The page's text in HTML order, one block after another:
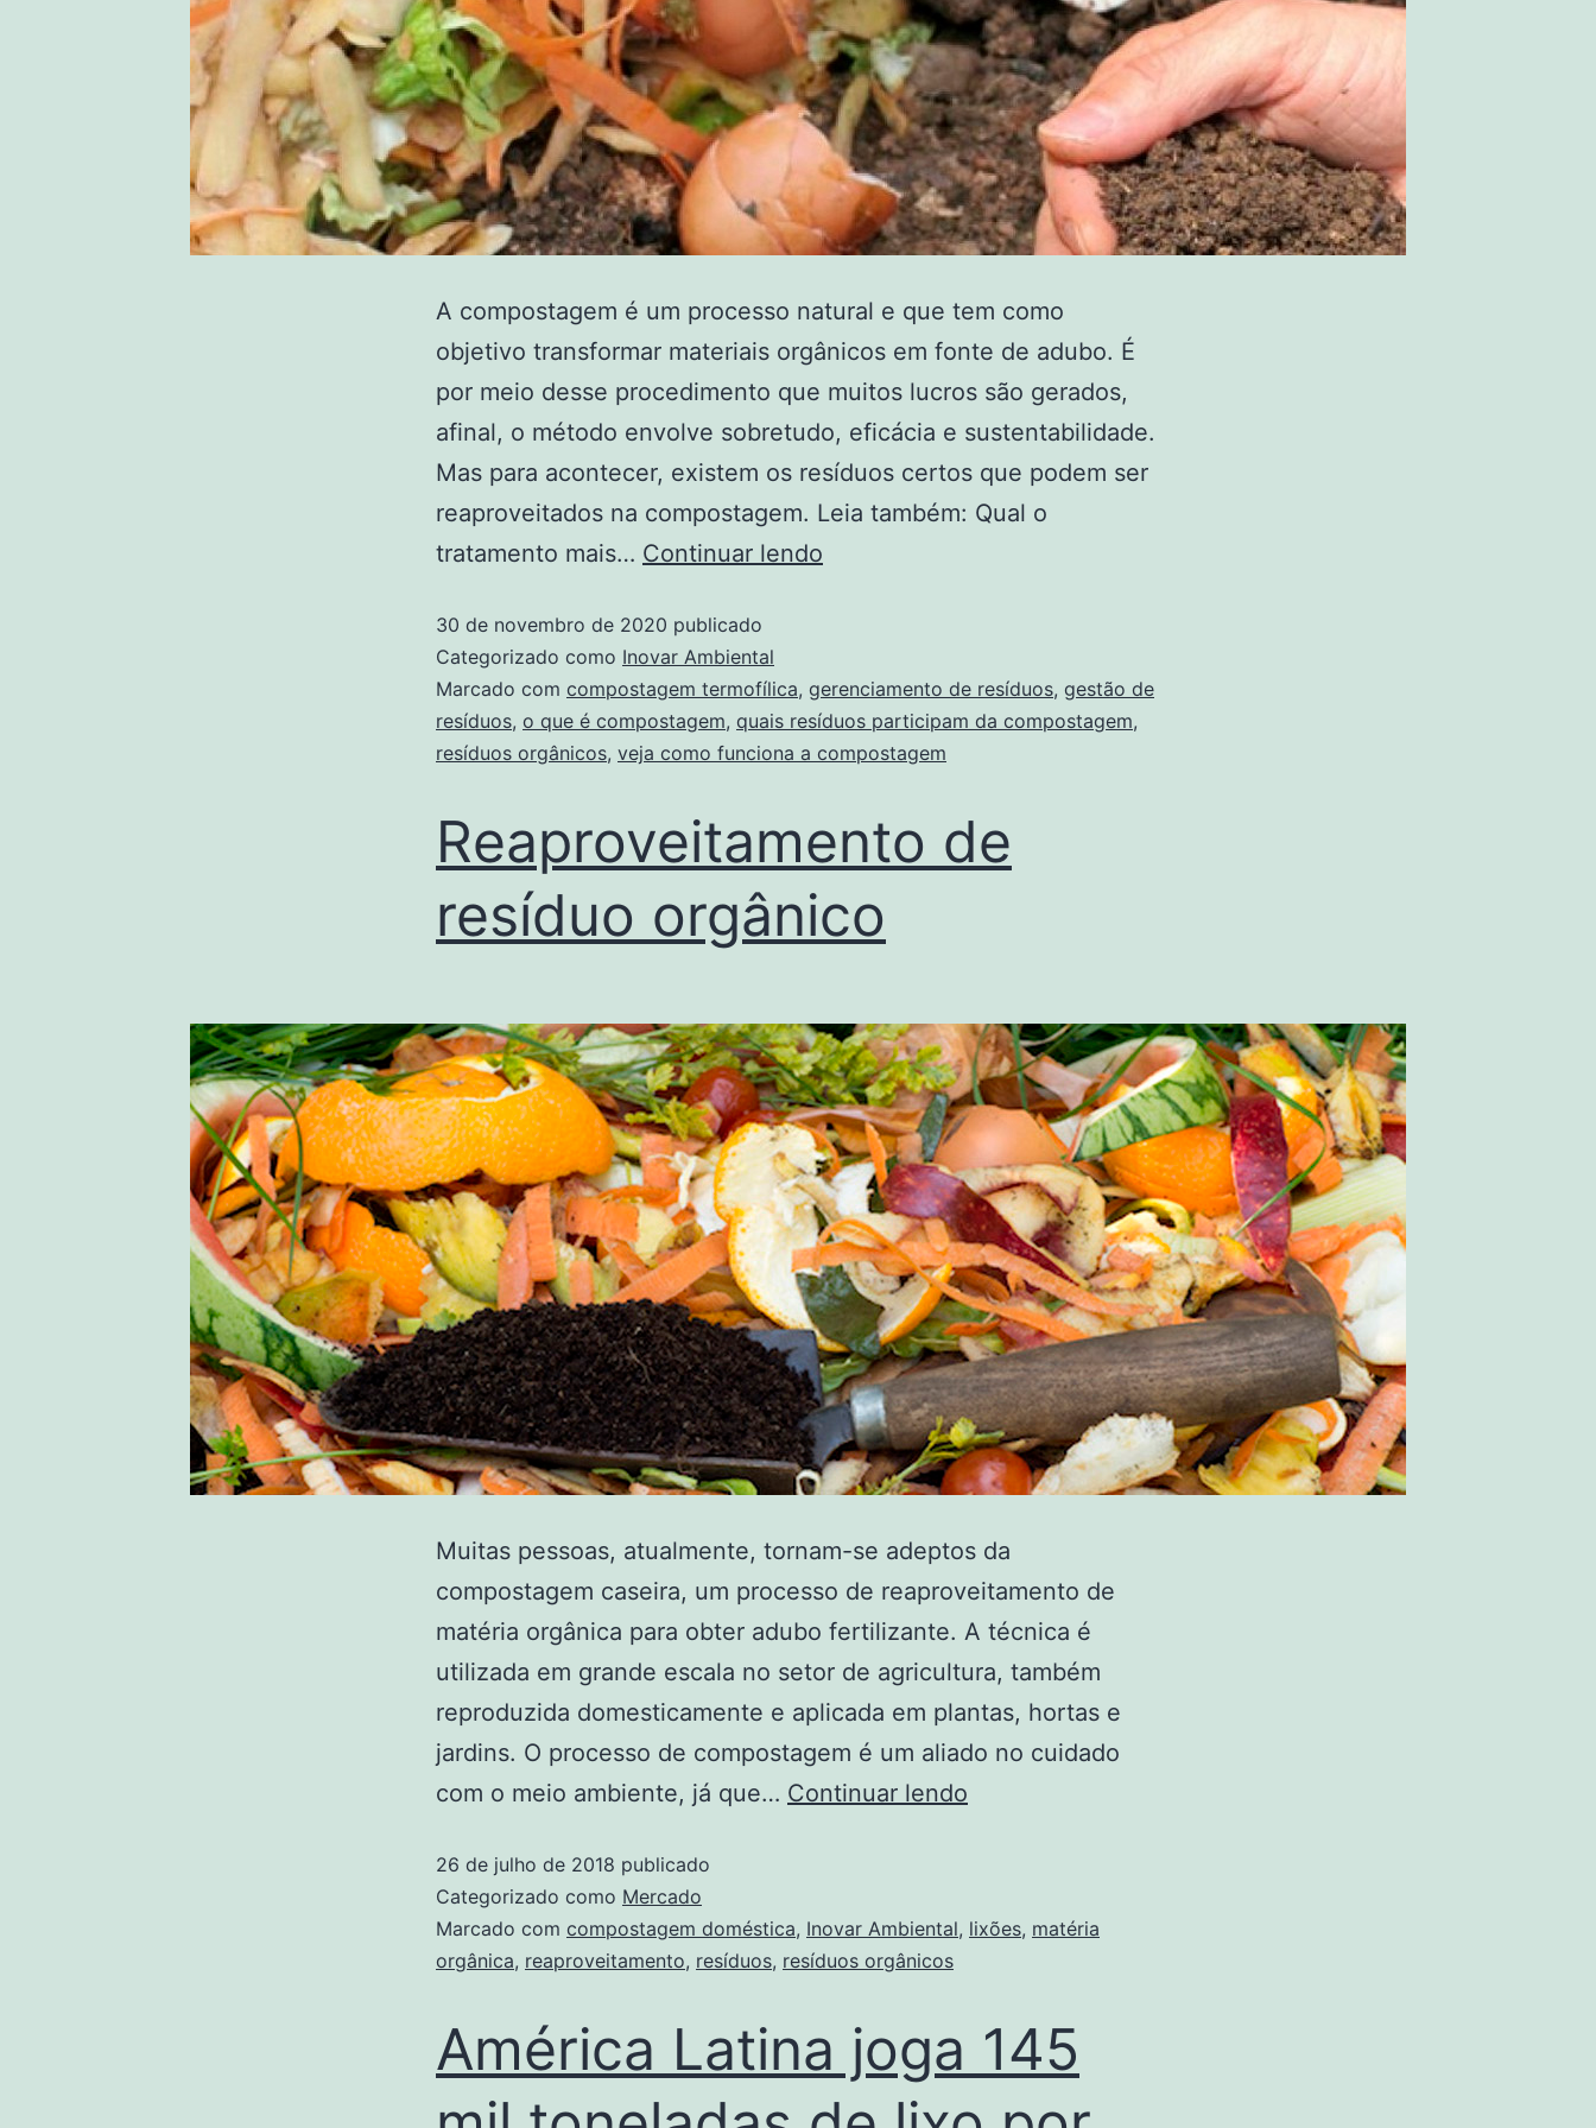
A compostagem é um processo natural e que tem como
objetivo transformar materiais orgânicos em fonte de adubo. É
por meio desse procedimento que muitos lucros são gerados,
afinal, o método envolve sobretudo, eficácia e sustentabilidade.
Mas para acontecer, existem os resíduos certos que podem ser
reaproveitados na compostagem. Leia também: Qual o
tratamento mais… Continuar lendo
30 de novembro de 2020 publicado
Categorizado como Inovar Ambiental
Marcado com compostagem termofílica, gerenciamento de resíduos, gestão de
resíduos, o que é compostagem, quais resíduos participam da compostagem,
resíduos orgânicos, veja como funciona a compostagem
Reaproveitamento de
resíduo orgânico
Muitas pessoas, atualmente, tornam-se adeptos da
compostagem caseira, um processo de reaproveitamento de
matéria orgânica para obter adubo fertilizante. A técnica é
utilizada em grande escala no setor de agricultura, também
reproduzida domesticamente e aplicada em plantas, hortas e
jardins. O processo de compostagem é um aliado no cuidado
com o meio ambiente, já que… Continuar lendo
26 de julho de 2018 publicado
Categorizado como Mercado
Marcado com compostagem doméstica, Inovar Ambiental, lixões, matéria
orgânica, reaproveitamento, resíduos, resíduos orgânicos
América Latina joga 145